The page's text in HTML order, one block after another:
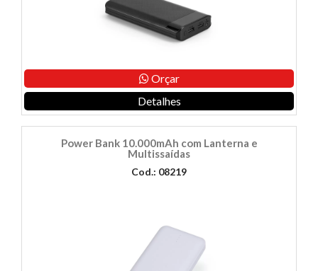
Orçar
Detalhes
Power Bank 10.000mAh com Lanterna e
Multissaídas
Cod.: 08219